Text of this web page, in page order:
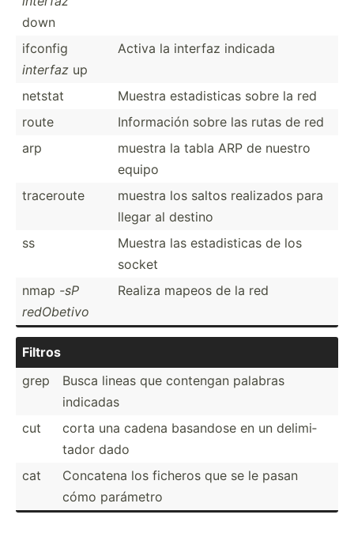
down
ifconfig
interfaz up
Activa la interfaz indicada
netstat
Muestra estadi­sticas sobre la red
route
Inform­ación sobre las rutas de red
arp
muestra la tabla ARP de nuestro
equipo
traceroute
muestra los saltos realizados para
llegar al destino
ss
Muestra las estadi­sticas de los
socket
nmap -sP
redObetivo
Realiza mapeos de la red
Filtros
grep
Busca lineas que contengan palabras
indicadas
cut
corta una cadena basandose en un delimi­
tador dado
cat
Concatena los ficheros que se le pasan
cómo parámetro